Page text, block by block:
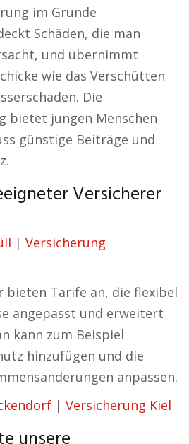
im Grunde
Schäden, die man
und übernimmt
wie das Verschütten
Die
bietet jungen Menschen
günstige Beiträge und
Versicherer
| Versicherung
bieten Tarife an, die flexibel
angepasst und erweitert
kann zum Beispiel
hinzufügen und die
anpassen.
| Versicherung Kiel